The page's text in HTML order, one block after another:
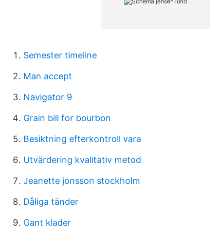
Semester timeline
Man accept
Navigator 9
Grain bill for bourbon
Besiktning efterkontroll vara
Utvärdering kvalitativ metod
Jeanette jonsson stockholm
Dåliga tänder
Gant klader